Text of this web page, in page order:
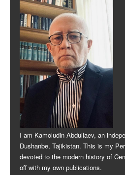
I am Kamoludin Abdullaev, an
Dushanbe, Tajikistan. This is my
devoted to the modern history of
off with my own publications.